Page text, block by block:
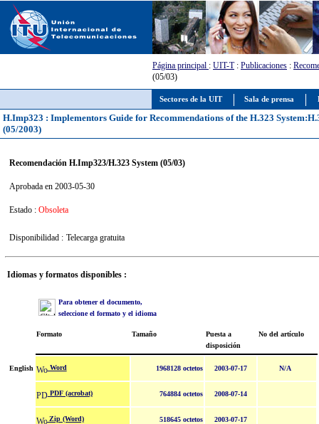
Sectores de la UIT Sala de prensa
Página principal : UIT-T: Publicaciones :
(05/03)
H.Imp323 : Implementors Guide for Recommendations of the H.323
(05/2003)
Recomendación H.Imp323/H.323 System (05/03)
Aprobada en 2003-05-30
Estado : Obsoleta
Disponibilidad : Telecarga gratuita
Idiomas y formatos disponibles :
Para obtener el documento,
seleccione el formato y el idioma
Formato Tamaño
Puesta a
disposición
No del artículo
English Word 1968128 octetos 2003-07-17 N/A
PDF (acrobat) 764884 octetos 2008-07-14
Zip (Word) 518645 octetos 2003-07-17